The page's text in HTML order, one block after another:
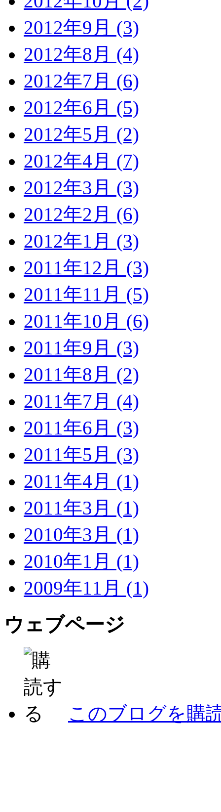
2012年9月 (3)
2012年8月 (4)
2012年7月 (6)
2012年6月 (5)
2012年5月 (2)
2012年4月 (7)
2012年3月 (3)
2012年2月 (6)
2012年1月 (3)
2011年12月 (3)
2011年11月 (5)
2011年10月 (6)
2011年9月 (3)
2011年8月 (2)
2011年7月 (4)
2011年6月 (3)
2011年5月 (3)
2011年4月 (1)
2011年3月 (1)
2010年3月 (1)
2010年1月 (1)
2009年11月 (1)
ウェブページ
このブログを購